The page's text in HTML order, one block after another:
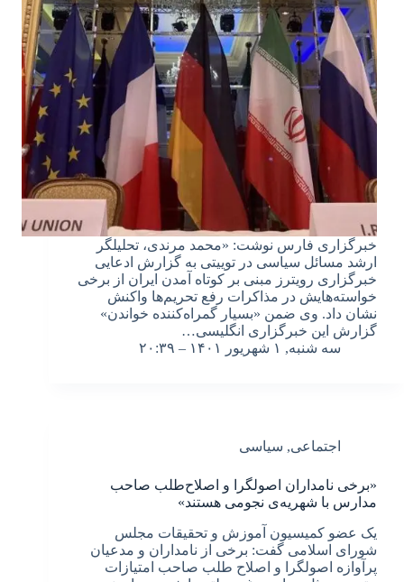
خبرگزاری فارس نوشت: «محمد مرندی، تحلیلگر
ارشد مسائل سیاسی در توییتی به گزارش ادعایی
خبرگزاری رویترز مبنی بر کوتاه آمدن ایران از برخی
خواسته‌هایش در مذاکرات رفع تحریم‌ها واکنش
نشان داد. وی ضمن «بسیار گمراه‌کننده خواندن»
گزارش این خبرگزاری انگلیسی…
سه شنبه, ۱ شهریور ۱۴۰۱ – ۲۰:۳۹
اجتماعی, سیاسی
«برخی نامداران اصولگرا و اصلاح‌طلب صاحب
مدارس با شهریه‌ی نجومی هستند»
یک عضو کمیسیون آموزش و تحقیقات مجلس
شورای اسلامی گفت: برخی از نامداران و مدعیان
پرآوازه اصولگرا و اصلاح طلب صاحب امتیازات